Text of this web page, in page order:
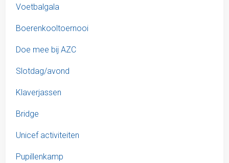
Voetbalgala
Boerenkooltoernooi
Doe mee bij AZC
Slotdag/avond
Klaverjassen
Bridge
Unicef activiteiten
Pupillenkamp